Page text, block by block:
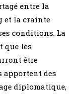
entre la
et la crainte
conditions. La
que les
être
apportent des
diplomatique,